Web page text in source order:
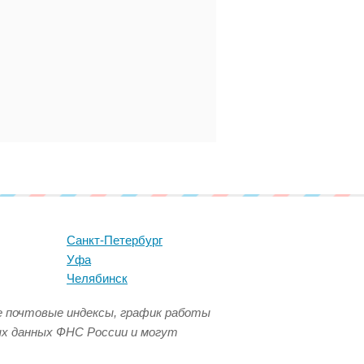
Санкт-Петербург
Уфа
Челябинск
почтовые индексы, график работы
данных ФНС России и могут